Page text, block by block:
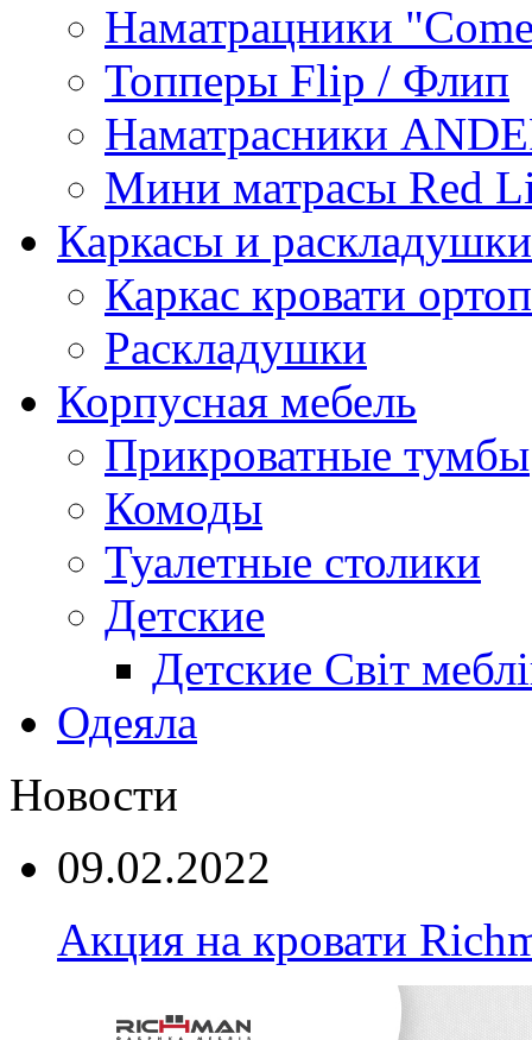
Наматрацники
Топперы Flip / Флип
Наматрасники
Мини матрасы Red
Каркасы и раскладушки
Каркас кровати
Раскладушки
Корпусная мебель
Прикроватные тумбы
Комоды
Туалетные столики
Детские
Детские Світ
Одеяла
Новости
09.02.2022
Акция на кровати